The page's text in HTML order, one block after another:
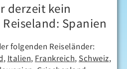
derzeit kein
Spanien
folgenden Reiseländer:
, Italien, Frankreich, Schweiz,